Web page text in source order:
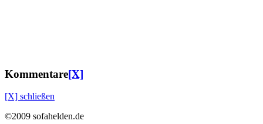
Kommentare[X]
[X] schließen
©2009 sofahelden.de